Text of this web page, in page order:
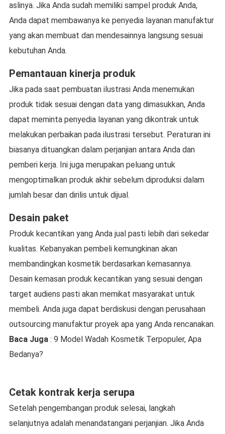
aslinya. Jika Anda sudah memiliki sampel produk Anda,
Anda dapat membawanya ke penyedia layanan manufaktur
yang akan membuat dan mendesainnya langsung sesuai
kebutuhan Anda.
Pemantauan kinerja produk
Jika pada saat pembuatan ilustrasi Anda menemukan
produk tidak sesuai dengan data yang dimasukkan, Anda
dapat meminta penyedia layanan yang dikontrak untuk
melakukan perbaikan pada ilustrasi tersebut. Peraturan ini
biasanya dituangkan dalam perjanjian antara Anda dan
pemberi kerja. Ini juga merupakan peluang untuk
mengoptimalkan produk akhir sebelum diproduksi dalam
jumlah besar dan dirilis untuk dijual.
Desain paket
Produk kecantikan yang Anda jual pasti lebih dari sekedar
kualitas. Kebanyakan pembeli kemungkinan akan
membandingkan kosmetik berdasarkan kemasannya.
Desain kemasan produk kecantikan yang sesuai dengan
target audiens pasti akan memikat masyarakat untuk
membeli. Anda juga dapat berdiskusi dengan perusahaan
outsourcing manufaktur proyek apa yang Anda rencanakan.
Baca Juga: 9 Model Wadah Kosmetik Terpopuler, Apa
Bedanya?
Cetak kontrak kerja serupa
Setelah pengembangan produk selesai, langkah
selanjutnya adalah menandatangani perjanjian. Jika Anda